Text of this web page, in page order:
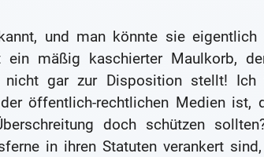
und man könnte sie eigentlich
ein mäßig kaschierter Maulkorb,
nicht gar zur Disposition stellt!
öffentlich-rechtlichen Medien ist,
doch schützen
in ihren Statuten verankert